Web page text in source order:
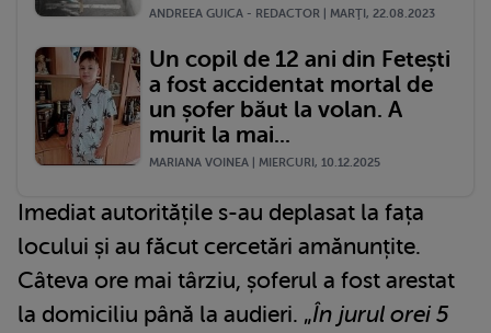
ANDREEA GUICA - REDACTOR | MARŢI, 22.08.2023
Un copil de 12 ani din Fetești
a fost accidentat mortal de
un șofer băut la volan. A
murit la mai...
MARIANA VOINEA | MIERCURI, 10.12.2025
Imediat autoritățile s-au deplasat la fața
locului și au făcut cercetări amănunțite.
Câteva ore mai târziu, șoferul a fost arestat
la domiciliu până la audieri. „În jurul orei 5